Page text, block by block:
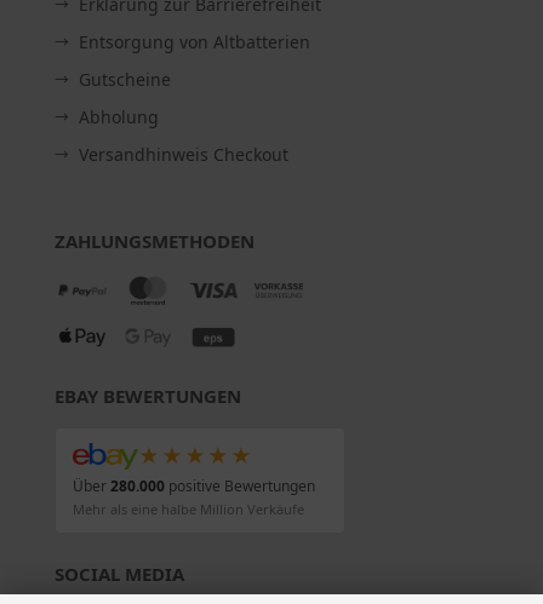
Entsorgung von Altbatterien
Gutscheine
Abholung
Versandhinweis Checkout
ZAHLUNGSMETHODEN
EBAY BEWERTUNGEN
★★★★★
Über280.000positive Bewertungen
Mehr als eine halbe Million Verkäufe
SOCIAL MEDIA